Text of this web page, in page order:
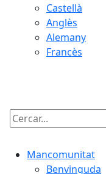
Castellà
Anglès
Alemany
Francès
Cercar:
Mancomunitat
Benvinguda